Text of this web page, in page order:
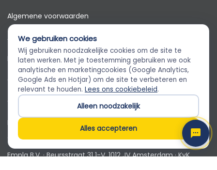
Algemene voorwaarden
AVG
Privacybeleid
Cookiebeleid
Cookievoorkeuren
Klantenservice
© 2026 Empla B.V. Alle rechten voorbehouden
Empla B.V. · Beursstraat 31 1-V, 1012 JV Amsterdam · KvK
Empla Assistent
Altijd beschikbaar, stel een vraag
We gebruiken cookies
Wij gebruiken noodzakelijke cookies om de site te
laten werken. Met je toestemming gebruiken we ook
analytische en marketingcookies (Google Analytics,
Google Ads en Hotjar) om de site te verbeteren en
relevant te houden. Lees ons cookiebeleid.
Alleen noodzakelijk
Alles accepteren